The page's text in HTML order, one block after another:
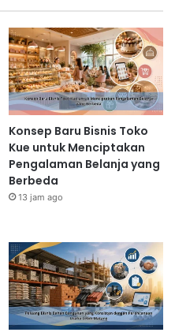
Konsep Baru Bisnis Toko
Kue untuk Menciptakan
Pengalaman Belanja yang
Berbeda
13 jam ago